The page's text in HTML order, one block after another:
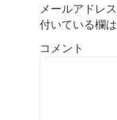
メールアドレ
付いている欄
コメント